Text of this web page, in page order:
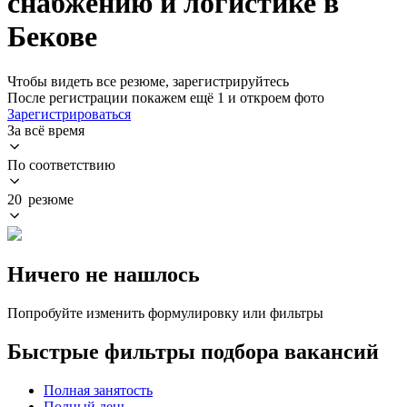
Бекове
Чтобы видеть все резюме, зарегистрируйтесь
После регистрации покажем ещё 1 и откроем фото
Зарегистрироваться
За всё время
По соответствию
20 резюме
Ничего не нашлось
Попробуйте изменить формулировку или фильтры
Быстрые фильтры подбора вакансий
Полная занятость